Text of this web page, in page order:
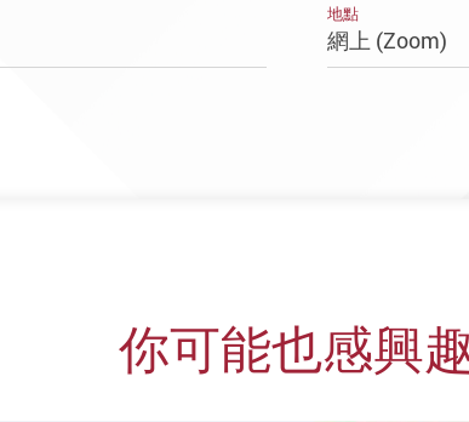
地點
網上 (Zoom)
你可能也感興